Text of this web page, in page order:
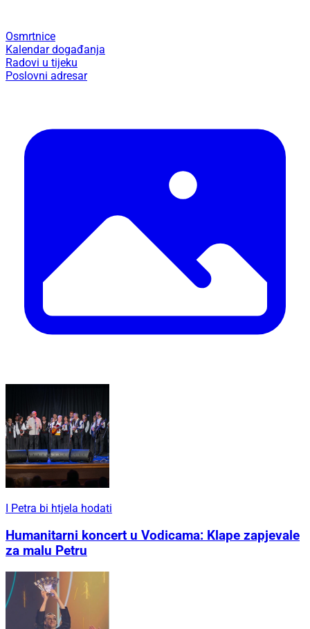
Osmrtnice
Kalendar događanja
Radovi u tijeku
Poslovni adresar
I Petra bi htjela hodati
Humanitarni koncert u Vodicama: Klape zapjevale
za malu Petru